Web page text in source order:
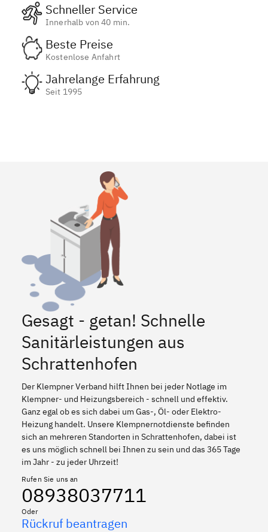
Schneller Service
Innerhalb von 40 min.
Beste Preise
Kostenlose Anfahrt
Jahrelange Erfahrung
Seit 1995
Gesagt - getan! Schnelle
Sanitärleistungen aus
Schrattenhofen
Der Klempner Verband hilft Ihnen bei jeder Notlage im
Klempner- und Heizungsbereich - schnell und effektiv.
Ganz egal ob es sich dabei um Gas-, Öl- oder Elektro-
Heizung handelt. Unsere Klempnernotdienste befinden
sich an mehreren Standorten in Schrattenhofen, dabei ist
es uns möglich schnell bei Ihnen zu sein und das 365 Tage
im Jahr - zu jeder Uhrzeit!
Rufen Sie uns an
08938037711
Oder
Rückruf beantragen